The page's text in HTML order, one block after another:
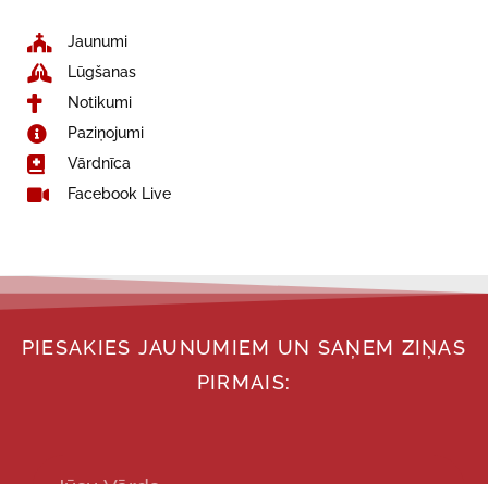
Jaunumi
Lūgšanas
Notikumi
Paziņojumi
Vārdnīca
Facebook Live
PIESAKIES JAUNUMIEM UN SAŅEM ZIŅAS
PIRMAIS: